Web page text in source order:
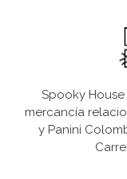
Spooky
mercancía
y Panini